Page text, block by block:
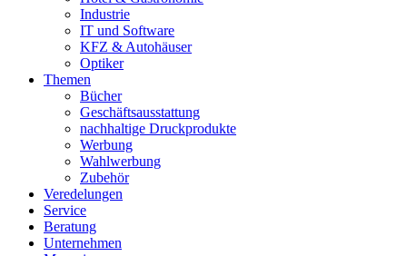
Industrie
IT und Software
KFZ & Autohäuser
Optiker
Themen
Bücher
Geschäftsausstattung
nachhaltige Druckprodukte
Werbung
Wahlwerbung
Zubehör
Veredelungen
Service
Beratung
Unternehmen